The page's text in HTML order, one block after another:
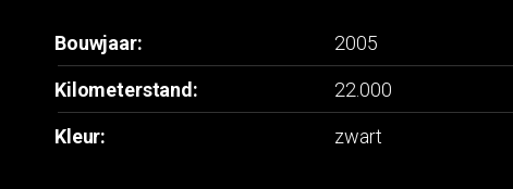
Bouwjaar: 2005
Kilometerstand: 22.000
Kleur: zwart